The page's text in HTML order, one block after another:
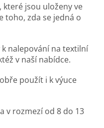
které jsou uloženy ve
toho, zda se jedná o
nalepování na textilní
v naší nabídce.
použít i k výuce
v rozmezí od 8 do 13